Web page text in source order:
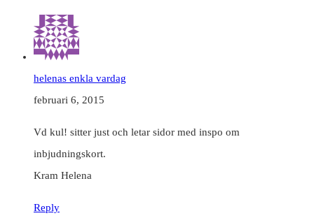
helenas enkla vardag
februari 6, 2015
Vd kul! sitter just och letar sidor med inspo om
inbjudningskort.
Kram Helena
Reply